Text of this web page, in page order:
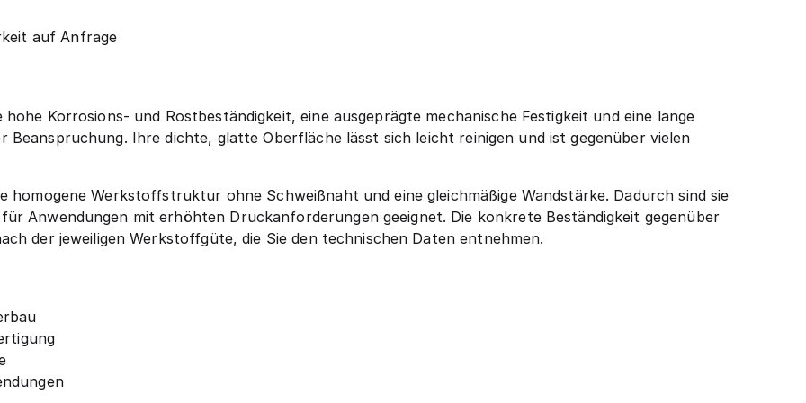
auf Anfrage
Korrosions- und Rostbeständigkeit, eine ausgeprägte mechanische Festigkeit und eine lange
Beanspruchung. Ihre dichte, glatte Oberfläche lässt sich leicht reinigen und ist gegenüber vielen
homogene Werkstoffstruktur ohne Schweißnaht und eine gleichmäßige Wandstärke. Dadurch sind sie
Anwendungen mit erhöhten Druckanforderungen geeignet. Die konkrete Beständigkeit gegenüber
der jeweiligen Werkstoffgüte, die Sie den technischen Daten entnehmen.